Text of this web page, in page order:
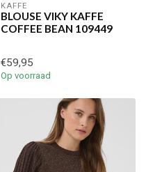
KAFFE
BLOUSE VIKY KAFFE
COFFEE BEAN 109449
€59,95
Op voorraad